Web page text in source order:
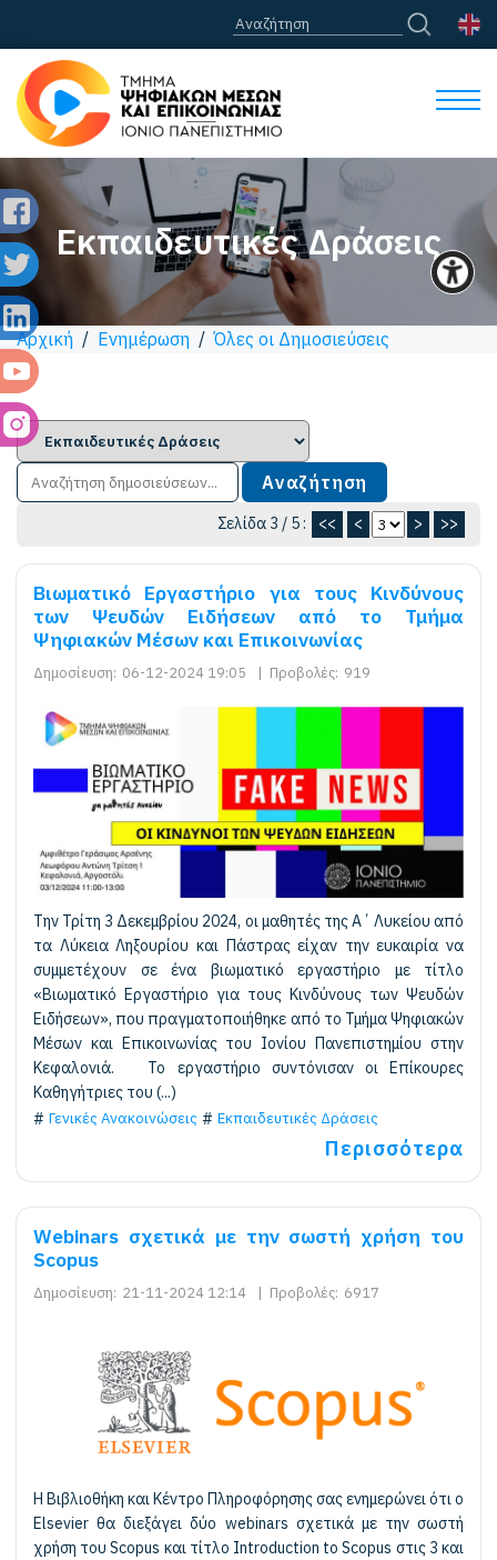
Εκπαιδευτικές Δράσεις
Αρχική / Ενημέρωση /Όλες οι Δημοσιεύσεις
Σελίδα 3 / 5 : << < > >>
Βιωματικό Εργαστήριο για τους Κινδύνους
των Ψευδών Ειδήσεων από το Τμήμα
Ψηφιακών Μέσων και Επικοινωνίας
Δημοσίευση: 06-12-2024 19:05 | Προβολές: 919
Την Τρίτη 3 Δεκεμβρίου 2024, οι μαθητές της Α΄ Λυκείου από
τα Λύκεια Ληξουρίου και Πάστρας είχαν την ευκαιρία να
συμμετέχουν σε ένα βιωματικό εργαστήριο με τίτλο
«Βιωματικό Εργαστήριο για τους Κινδύνους των Ψευδών
Ειδήσεων», που πραγματοποιήθηκε από το Τμήμα Ψηφιακών
Μέσων και Επικοινωνίας του Ιονίου Πανεπιστημίου στην
Κεφαλονιά. Το εργαστήριο συντόνισαν οι Επίκουρες
Καθηγήτριες του (...)
Γενικές Ανακοινώσεις
Εκπαιδευτικές Δράσεις
Περισσότερα
Webinars σχετικά με την σωστή χρήση του
Scopus
Δημοσίευση: 21-11-2024 12:14 | Προβολές: 6917
Η Βιβλιοθήκη και Κέντρο Πληροφόρησης σας ενημερώνει ότι ο
Elsevier θα διεξάγει δύο webinars σχετικά με την σωστή
χρήση του Scopus και τίτλο Introduction to Scopus στις 3 και